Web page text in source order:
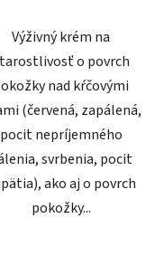
Výživný krém na
o povrch
nad kŕčovými
(červená, zapálená,
pocit nepríjemného
svrbenia, pocit
ako aj o povrch
pokožky...